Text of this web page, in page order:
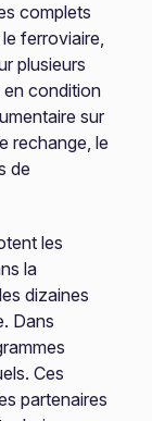
complets
ferroviaire,
plusieurs
en condition
sur
rechange, le
de
les
la
dizaines
Dans
Ces
partenaires